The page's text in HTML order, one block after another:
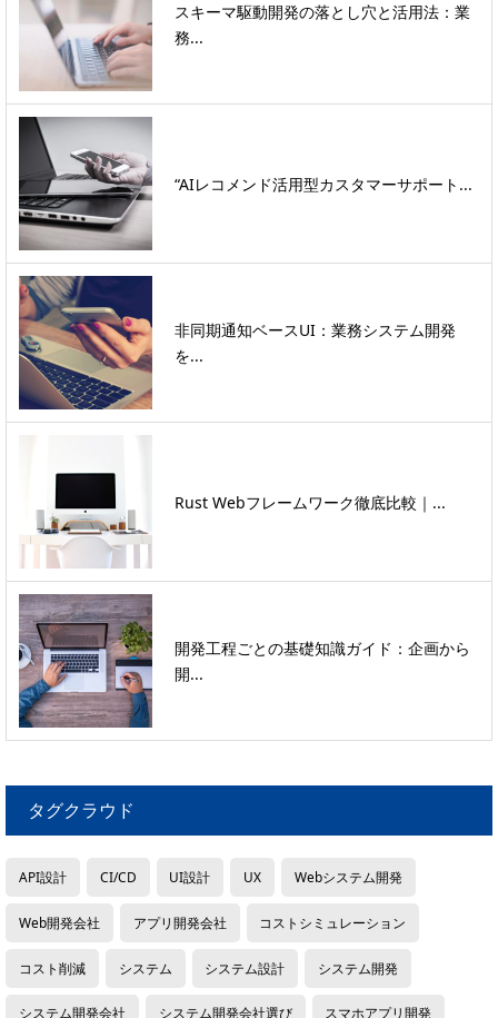
スキーマ駆動開発の落とし穴と活用法：業
務...
“AIレコメンド活用型カスタマーサポート...
非同期通知ベースUI：業務システム開発
を...
Rust Webフレームワーク徹底比較｜...
開発工程ごとの基礎知識ガイド：企画から
開...
タグクラウド
API設計 CI/CD UI設計 UX Webシステム開発
Web開発会社 アプリ開発会社 コストシミュレーション
コスト削減 システム システム設計 システム開発
システム開発会社 システム開発会社選び スマホアプリ開発